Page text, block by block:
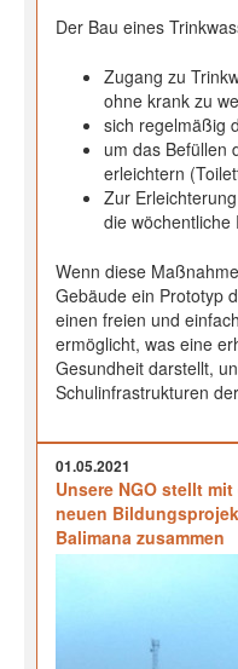
Der Bau eines
Zugang zu
ohne krank zu
sich regelmäßig
um das Befüllen
erleichtern
Zur
die wöchentliche
Wenn diese
Gebäude ein Prototyp
einen freien und
ermöglicht, was eine
Gesundheit darstellt,
Schulinfrastrukturen
01.05.2021
Unsere NGO stellt
neuen
Balimana zusammen